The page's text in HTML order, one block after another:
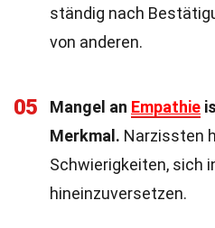
ständig nach
von anderen.
05 Mangel an Empathie
Merkmal. Narzissten
Schwierigkeiten, sich
hineinzuversetzen.